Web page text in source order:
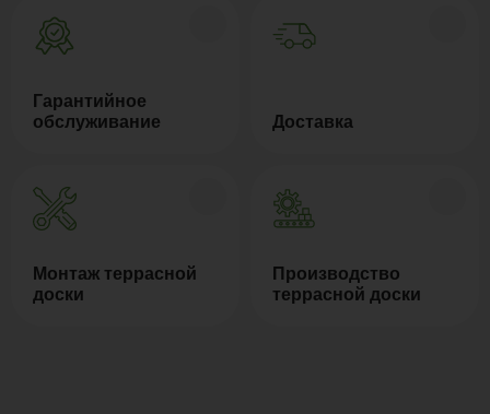
Гарантийное
обслуживание
Доставка
Монтаж террасной
доски
Производство
террасной доски